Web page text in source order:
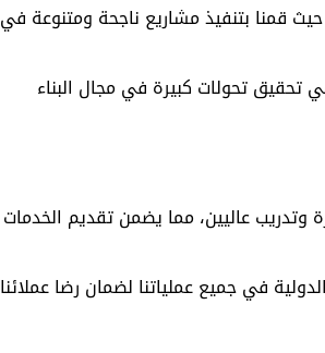
حيث قمنا بتنفيذ مشاريع ناجحة ومتنوعة في
تحولات كبيرة في مجال البناء
عاليين، مما يضمن تقديم الخدمات
في جميع عملياتنا لضمان رضا عملائنا